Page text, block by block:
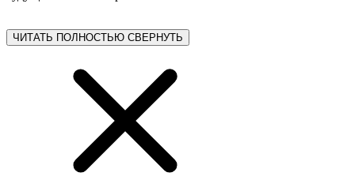
ЧИТАТЬ ПОЛНОСТЬЮ СВЕРНУТЬ